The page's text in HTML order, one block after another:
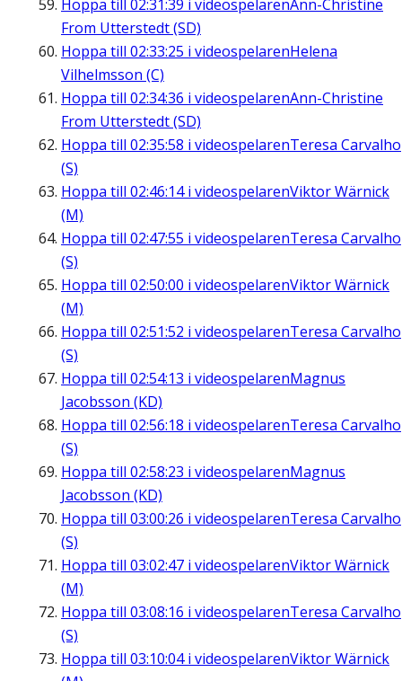
Hoppa till 02:31:39 i videospelarenAnn-Christine
From Utterstedt (SD)
Hoppa till 02:33:25 i videospelarenHelena
Vilhelmsson (C)
Hoppa till 02:34:36 i videospelarenAnn-Christine
From Utterstedt (SD)
Hoppa till 02:35:58 i videospelarenTeresa Carvalho
(S)
Hoppa till 02:46:14i videospelarenViktor Wärnick
(M)
Hoppa till 02:47:55 i videospelarenTeresa Carvalho
(S)
Hoppa till 02:50:00 i videospelarenViktor Wärnick
(M)
Hoppa till 02:51:52 i videospelarenTeresa Carvalho
(S)
Hoppa till 02:54:13 i videospelarenMagnus
Jacobsson (KD)
Hoppa till 02:56:18 i videospelarenTeresa Carvalho
(S)
Hoppa till 02:58:23 i videospelarenMagnus
Jacobsson (KD)
Hoppa till 03:00:26 i videospelarenTeresa Carvalho
(S)
Hoppa till 03:02:47 i videospelarenViktor Wärnick
(M)
Hoppa till 03:08:16 i videospelarenTeresa Carvalho
(S)
Hoppa till 03:10:04i videospelarenViktor Wärnick